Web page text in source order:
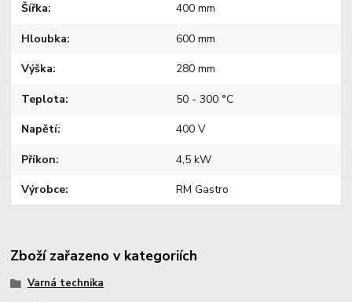
Šířka 400 mm
Hloubka 600 mm
Výška 280 mm
Teplota 50 - 300 °C
Napětí 400 V
Příkon 4,5 kW
Výrobce RM Gastro
Zboží zařazeno v kategoriích
Varná technika